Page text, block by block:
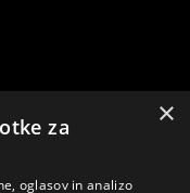
×
za
oglasov in analizo